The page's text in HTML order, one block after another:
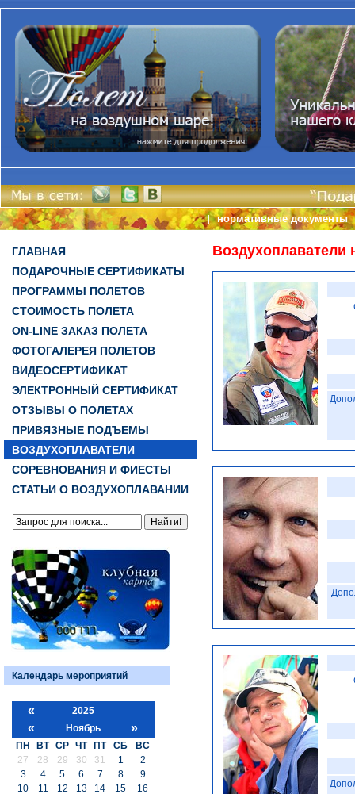
|нормативные документы
ГЛАВНАЯ
ПОДАРОЧНЫЕ СЕРТИФИКАТЫ
ПРОГРАММЫ ПОЛЕТОВ
СТОИМОСТЬ ПОЛЕТА
ON-LINE ЗАКАЗ ПОЛЕТА
ФОТОГАЛЕРЕЯ ПОЛЕТОВ
ВИДЕОСЕРТИФИКАТ
ЭЛЕКТРОННЫЙ СЕРТИФИКАТ
ОТЗЫВЫ О ПОЛЕТАХ
ПРИВЯЗНЫЕ ПОДЪЕМЫ
ВОЗДУХОПЛАВАТЕЛИ
СОРЕВНОВАНИЯ И ФИЕСТЫ
СТАТЬИ О ВОЗДУХОПЛАВАНИИ
Календарь мероприятий
« 2025
« Ноябрь »
ПН ВТ СР ЧТ ПТ СБ
ВС
27
28 29 30 31 1
2
3
4 5 6 7 8
9
10
11 12 13 14 15
16
Воздухоплаватели